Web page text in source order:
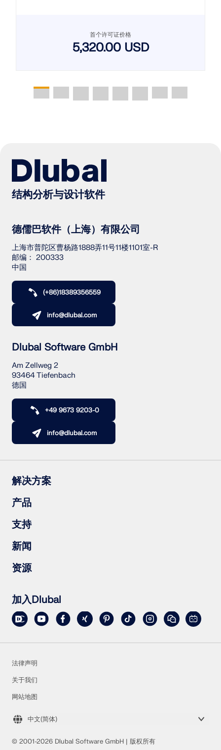
首个许可证价格
5,320.00 USD
结构分析与设计软件
德儒巴软件（上海）有限公司
上海市普陀区曹杨路1888弄11号11楼1101室-R
邮编： 200333
中国
(+86)18389356559
info@dlubal.com
Dlubal Software GmbH
Am Zellweg 2
93464 Tiefenbach
德国
+49 9673 9203-0
info@dlubal.com
解决方案
钢筋混凝土结构
钢结构
木结构
钢结构节点
产品
RFEM 6
RSTAB 9
RSECTION 1
RWIND 3
支持
常见问题（FAQs）
提出具体问题
雪荷载、风速和地震荷载图
联系销售团队
新闻
订阅新闻简报
最新资讯
在线培训
资源
上传客户项目
客户项目
在线手册
加入Dlubal
© 2001-2026 Dlubal Software GmbH | 版权所有
法律声明
关于我们
网站地图
中文(简体)